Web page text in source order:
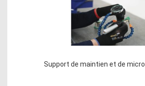
Support de maintien et de